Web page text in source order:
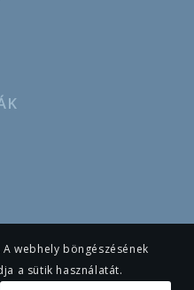
webhely böngészésének
a sütik használatát.